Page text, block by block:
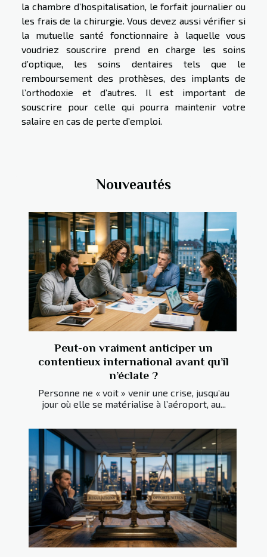
la chambre d’hospitalisation, le forfait journalier ou
les frais de la chirurgie. Vous devez aussi vérifier si
la mutuelle santé fonctionnaire à laquelle vous
voudriez souscrire prend en charge les soins
d’optique, les soins dentaires tels que le
remboursement des prothèses, des implants de
l’orthodoxie et d’autres. Il est important de
souscrire pour celle qui pourra maintenir votre
salaire en cas de perte d’emploi.
Nouveautés
Peut-on vraiment anticiper un
contentieux international avant qu’il
n’éclate ?
Personne ne « voit » venir une crise, jusqu’au
jour où elle se matérialise à l’aéroport, au...